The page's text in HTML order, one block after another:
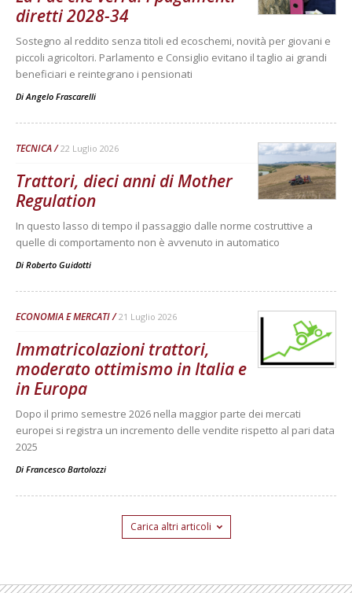
diretti 2028-34
Sostegno al reddito senza titoli ed ecoschemi, novità per giovani e
piccoli agricoltori. Parlamento e Consiglio evitano il taglio ai grandi
beneficiari e reintegrano i pensionati
Di Angelo Frascarelli
TECNICA 22 Luglio 2026
Trattori, dieci anni di Mother
Regulation
In questo lasso di tempo il passaggio dalle norme costruttive a
quelle di comportamento non è avvenuto in automatico
Di Roberto Guidotti
ECONOMIA E MERCATI 21 Luglio 2026
Immatricolazioni trattori,
moderato ottimismo in Italia e
in Europa
Dopo il primo semestre 2026 nella maggior parte dei mercati
europei si registra un incremento delle vendite rispetto al pari data
2025
Di Francesco Bartolozzi
Carica altri articoli